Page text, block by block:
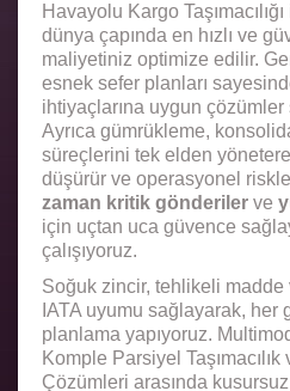
Havayolu Kargo
dünya çapında en hızlı ve
maliyetiniz optimize edilir.
esnek sefer planları
ihtiyaçlarına uygun çözümler
Ayrıca gümrükleme,
süreçlerini tek elden
düşürür ve operasyonel
zaman kritik gönderiler ve
için uçtan uca güvence
çalışıyoruz.
Soğuk zincir, tehlikeli
IATA uyumu sağlayarak, her
planlama yapıyoruz.
Komple Parsiyel Taşımacılık
Çözümleri arasında